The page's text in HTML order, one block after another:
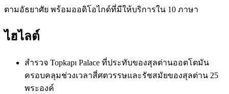
ตามอัธยาศัย พร้อมออดิโอไกด์ที่มีให้บริการใน 10 ภาษา
ไฮไลต์
สำรวจ Topkapı Palace ที่ประทับของสุลต่านออตโตมัน
ครอบคลุมช่วงเวลาสี่ศตวรรษและรัชสมัยของสุลต่าน 25
พระองค์